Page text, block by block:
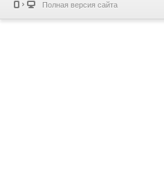
Полная версия сайта